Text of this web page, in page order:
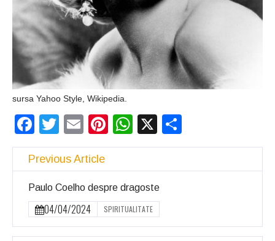
sursa Yahoo Style, Wikipedia.
Facebook
Twitter
EmailPinterest
WhatsApp
X
Previous Article
Paulo Coelho despre dragoste
04/04/2024 SPIRITUALITATE